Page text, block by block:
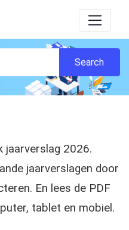
jaarverslag 2026.
jaarverslagen door
En lees de PDF
tablet en mobiel.